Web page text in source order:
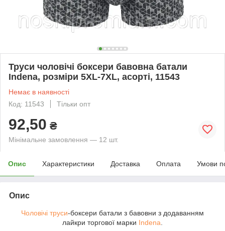
Труси чоловічі боксери бавовна батали
Indena, розміри 5XL-7XL, асорті, 11543
Немає в наявності
Код: 11543
Тільки опт
92,50 ₴
Мінімальне замовлення — 12 шт.
Опис Характеристики Доставка Оплата Умови
Опис
Чоловічі труси-боксери батали з бавовни з додаванням
лайкри торгової марки Indena